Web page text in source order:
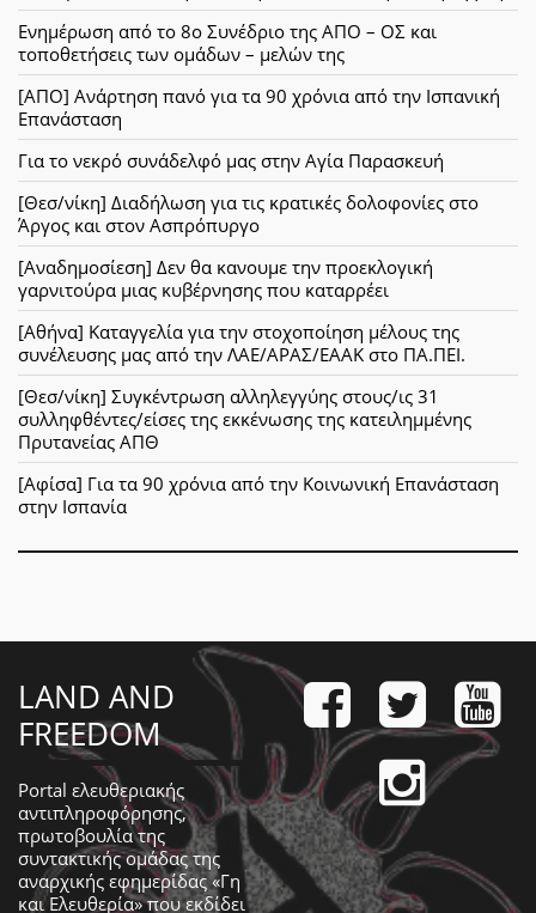
Ενημέρωση από το 8ο Συνέδριο της ΑΠΟ – ΟΣ και
τοποθετήσεις των ομάδων – μελών της
[ΑΠΟ] Ανάρτηση πανό για τα 90 χρόνια από την Ισπανική
Επανάσταση
Για το νεκρό συνάδελφό μας στην Αγία Παρασκευή
[Θεσ/νίκη] Διαδήλωση για τις κρατικές δολοφονίες στο
Άργος και στον Ασπρόπυργο
[Αναδημοσίεση] Δεν θα κανουμε την προεκλογική
γαρνιτούρα μιας κυβέρνησης που καταρρέει
[Αθήνα] Καταγγελία για την στοχοποίηση μέλους της
συνέλευσης μας από την ΛΑΕ/ΑΡΑΣ/ΕΑΑΚ στο ΠΑ.ΠΕΙ.
[Θεσ/νίκη] Συγκέντρωση αλληλεγγύης στους/ις 31
συλληφθέντες/είσες της εκκένωσης της κατειλημμένης
Πρυτανείας ΑΠΘ
[Αφίσα] Για τα 90 χρόνια από την Κοινωνική Επανάσταση
στην Ισπανία
LAND AND
FREEDOM
Portal ελευθεριακής
αντιπληροφόρησης,
πρωτοβουλία της
συντακτικής ομάδας της
αναρχικής εφημερίδας «Γη
και Ελευθερία» που εκδίδει